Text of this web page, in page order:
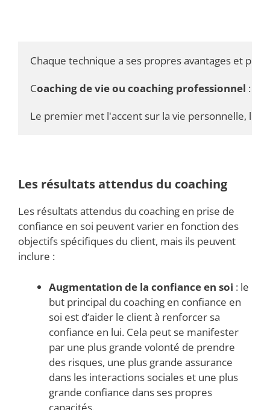
Chaque technique a ses propres avantages et
Coaching de vie ou coaching professionnel :
Le premier met l'accent sur la vie personnelle, le
Les résultats attendus du coaching
Les résultats attendus du coaching en prise de
confiance en soi peuvent varier en fonction des
objectifs spécifiques du client, mais ils peuvent
inclure :
Augmentation de la confiance en soi : le
but principal du coaching en confiance en
soi est d’aider le client à renforcer sa
confiance en lui. Cela peut se manifester
par une plus grande volonté de prendre
des risques, une plus grande assurance
dans les interactions sociales et une plus
grande confiance dans ses propres
capacités.